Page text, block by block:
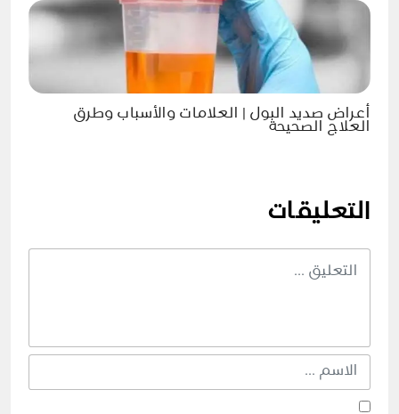
أعراض صديد البول | العلامات والأسباب وطرق
العلاج الصحيحة
التعليقات